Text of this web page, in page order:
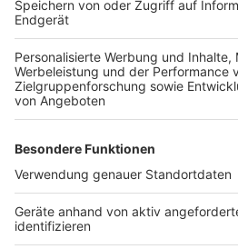
Anzeige
Weitere Themen von
Anzeige
Hallenbäder im Kreis in der
Kölner Rheinufertunnel an
Sommerferien dicht